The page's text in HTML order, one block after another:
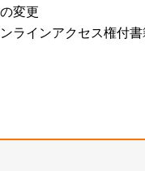
変更
ラインアクセス権付